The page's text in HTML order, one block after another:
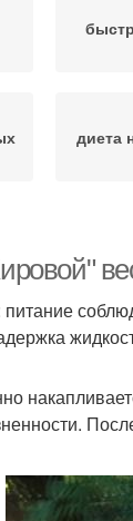
диета